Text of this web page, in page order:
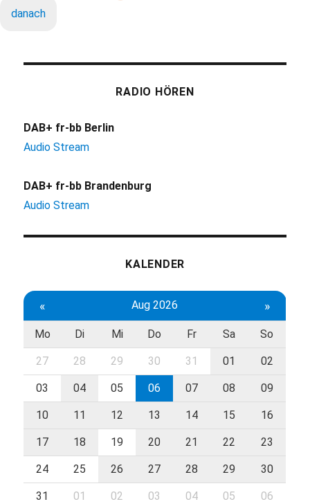
danach
RADIO HÖREN
DAB+ fr-bb Berlin
Audio Stream
DAB+ fr-bb Brandenburg
Audio Stream
KALENDER
« Aug 2026 »
Mo Di Mi Do Fr Sa So
27 28 29 30 31 01 02
03 04 05 06 07 08 09
10 11 12 13 14 15 16
17 18 19 20 21 22 23
24 25 26 27 28 29 30
31 01 02 03 04 05 06